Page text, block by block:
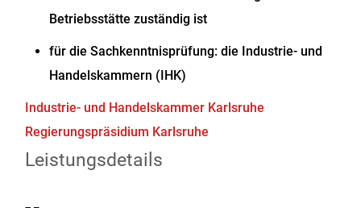
Betriebsstätte zuständig ist
für die Sachkenntnisprüfung: die Industrie- und
Handelskammern (IHK)
Industrie- und Handelskammer Karlsruhe
Regierungspräsidium Karlsruhe
Leistungsdetails